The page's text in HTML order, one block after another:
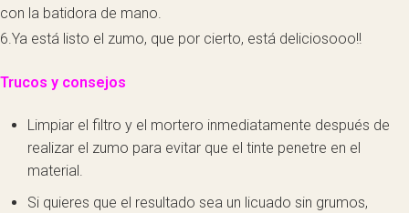
con la batidora de mano.
6.Ya está listo el zumo, que por cierto, está deliciosooo!!
Trucos y consejos
Limpiar el filtro y el mortero inmediatamente después de
realizar el zumo para evitar que el tinte penetre en el
material.
Si quieres que el resultado sea un licuado sin grumos,